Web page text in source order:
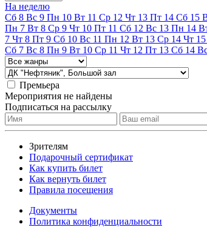
На неделю
Сб 8 Вс 9 Пн 10 Вт 11 Ср 12 Чт 13 Пт 14 Сб 15
Пн 7 Вт 8 Ср 9 Чт 10 Пт 11 Сб 12 Вс 13 Пн 14
7 Чт 8 Пт 9 Сб 10 Вс 11 Пн 12 Вт 13 Ср 14 Чт 15
Сб 7 Вс 8 Пн 9 Вт 10 Ср 11 Чт 12 Пт 13 Сб 14
Премьера
Мероприятия не найдены
Подписаться на рассылку
Зрителям
Подарочный сертификат
Как купить билет
Как вернуть билет
Правила посещения
Документы
Политика конфиденциальности